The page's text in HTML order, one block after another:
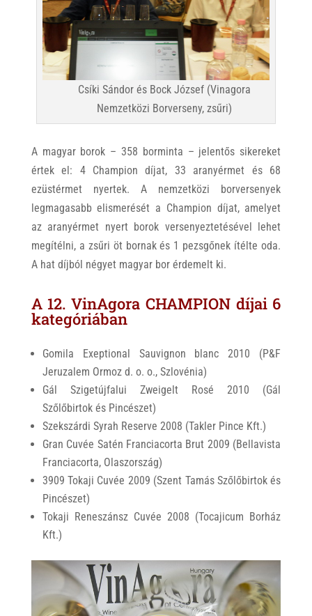
Csíki Sándor és Bock József (Vinagora
Nemzetközi Borverseny, zsűri)
A magyar borok – 358 borminta – jelentős sikereket
értek el: 4 Champion díjat, 33 aranyérmet és 68
ezüstérmet nyertek. A nemzetközi borversenyek
legmagasabb elismerését a Champion díjat, amelyet
az aranyérmet nyert borok versenyeztetésével lehet
megítélni, a zsűri öt bornak és 1 pezsgőnek ítélte oda.
A hat díjból négyet magyar bor érdemelt ki.
A 12. VinAgora CHAMPION díjai 6
kategóriában
Gomila Exeptional Sauvignon blanc 2010 (P&F
Jeruzalem Ormoz d. o. o., Szlovénia)
Gál Szigetújfalui Zweigelt Rosé 2010 (Gál
Szőlőbirtok és Pincészet)
Szekszárdi Syrah Reserve 2008 (Takler Pince Kft.)
Gran Cuvée Satén Franciacorta Brut 2009 (Bellavista
Franciacorta, Olaszország)
3909 Tokaji Cuvée 2009 (Szent Tamás Szőlőbirtok és
Pincészet)
Tokaji Reneszánsz Cuvée 2008 (Tocajicum Borház
Kft.)